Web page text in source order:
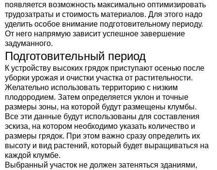
появляется возможность максимально оптимизировать
трудозатраты и стоимость материалов. Для этого надо
уделить особое внимание подготовительному периоду.
От него напрямую зависит успешное завершение
задуманного.
Подготовительный период
К устройству высоких грядок приступают осенью после
уборки урожая и очистки участка от растительности.
Желательно использовать территорию с низким
плодородием. Затем определяется уклон и точные
размеры зоны, на которой будут размещены клумбы.
Все эти данные будут использованы для составления
эскиза, на котором необходимо указать количество и
размеры грядок. При этом важно сразу определить их
высоту и вид растений, который будет выращиваться на
каждой клумбе.
Выбранный участок не должен затеняться зданиями,